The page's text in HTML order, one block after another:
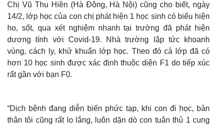
Chị Vũ Thu Hiền (Hà Đông, Hà Nội) cũng cho biết, ngày
14/2, lớp học của con chị phát hiện 1 học sinh có biểu hiện
ho, sốt, qua xét nghiệm nhanh tại trường đã phát hiện
dương tính với Covid-19. Nhà trường lập tức khoanh
vùng, cách ly, khử khuẩn lớp học. Theo đó cả lớp đã có
hơn 10 học sinh được xác định thuộc diện F1 do tiếp xúc
rất gần với bạn F0.
“Dịch bệnh đang diễn biến phức tạp, khi con đi học, bản
thân tôi cũng rất lo lắng, luôn dặn dò con tuân thủ 1 cung